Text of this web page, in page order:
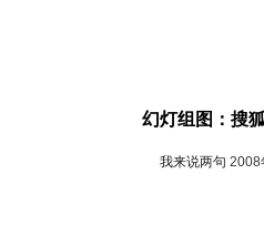
幻灯组图：搜
我来说两句 2008